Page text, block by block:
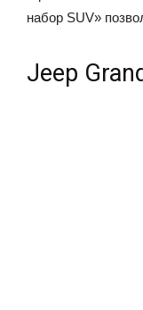
набор SUV»
Jeep